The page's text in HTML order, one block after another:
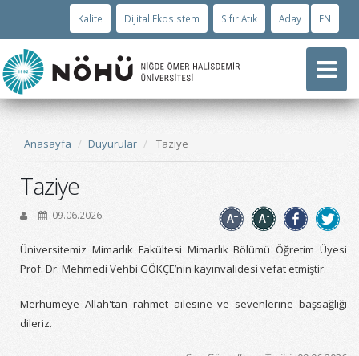
Kalite Dijital Ekosistem Sıfır Atık Aday EN
Anasayfa Duyurular Taziye
Taziye
09.06.2026
Üniversitemiz Mimarlık Fakültesi Mimarlık Bölümü Öğretim Üyesi
Prof. Dr. Mehmedi Vehbi GÖKÇE’nin kayınvalidesi vefat etmiştir.
Merhumeye Allah'tan rahmet ailesine ve sevenlerine başsağlığı
dileriz.